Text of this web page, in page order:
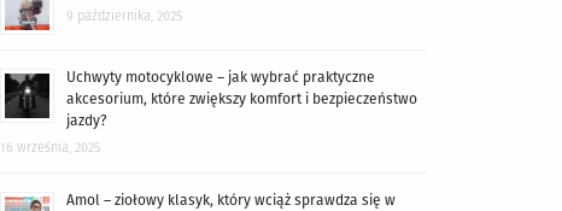
9 października, 2025
Uchwyty motocyklowe – jak wybrać praktyczne
akcesorium, które zwiększy komfort i bezpieczeństwo
jazdy?
16 września, 2025
Amol – ziołowy klasyk, który wciąż sprawdza się w